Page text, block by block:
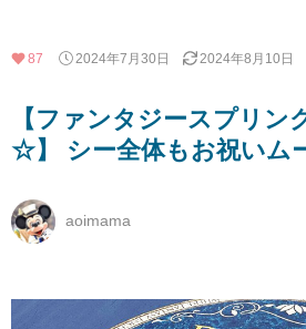
87 2024年7月30日 2024年8月10日
【ファンタジースプリン
☆】 シー全体もお祝いム
aoimama